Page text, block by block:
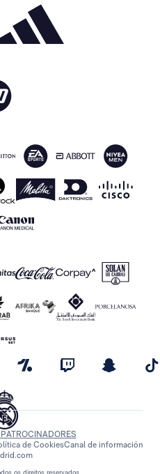
os direitos reservados
de CookiesCanal de información